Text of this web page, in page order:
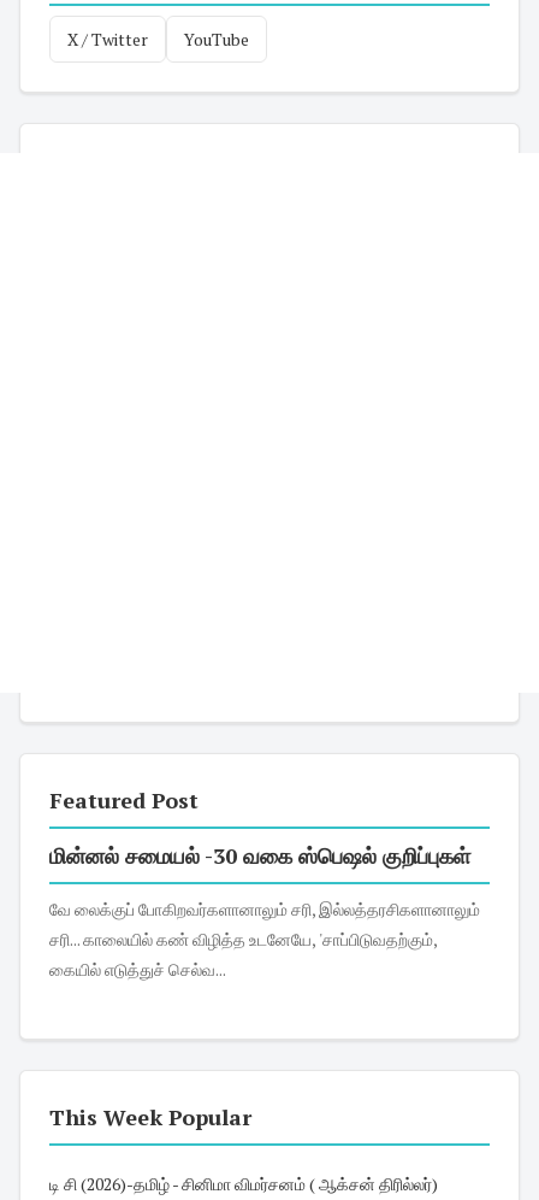
X / Twitter YouTube
Featured Post
மின்னல் சமையல் -30 வகை ஸ்பெஷல் குறிப்புகள்
வே லைக்குப் போகிறவர்களானாலும் சரி, இல்லத்தரசிகளானாலும்
சரி... காலையில் கண் விழித்த உடனேயே, 'சாப்பிடுவதற்கும்,
கையில் எடுத்துச் செல்வ...
This Week Popular
டி சி (2026)-தமிழ் - சினிமா விமர்சனம் ( ஆக்சன் திரில்லர்)